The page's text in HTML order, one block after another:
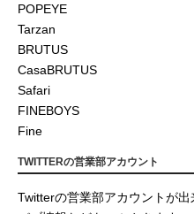
POPEYE
Tarzan
BRUTUS
CasaBRUTUS
Safari
FINEBOYS
Fine
TWITTERの営業部アカウント
Twitterの営業部アカウントが